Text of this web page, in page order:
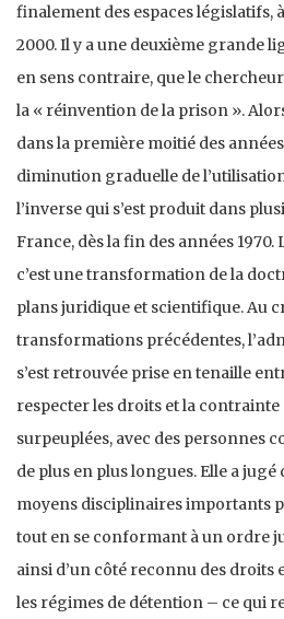
finalement des espaces législatifs,
2000. Il y a une deuxième grande
en sens contraire, que le
la « réinvention de la prison ».
dans la première moitié des
diminution graduelle de
l’inverse qui s’est produit dans
France, dès la fin des années
c’est une transformation de la
plans juridique et scientifique. Au
transformations précédentes,
s’est retrouvée prise en tenaille
respecter les droits et la
surpeuplées, avec des personnes
de plus en plus longues. Elle a jugé
moyens disciplinaires importants
tout en se conformant à un ordre
ainsi d’un côté reconnu des droits
les régimes de détention – ce qui